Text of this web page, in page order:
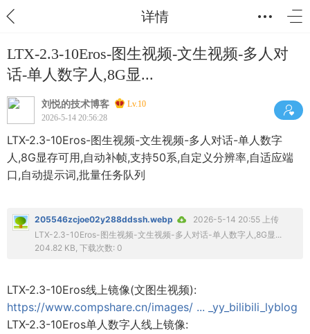
详情
LTX-2.3-10Eros-图生视频-文生视频-多人对
话-单人数字人,8G显...
刘悦的技术博客
Lv.10
2026-5-14 20:56:28
LTX-2.3-10Eros-图生视频-文生视频-多人对话-单人数字
人,8G显存可用,自动补帧,支持50系,自定义分辨率,自适应端
口,自动提示词,批量任务队列
205546zcjoe02y288ddssh.webp
2026-5-14 20:55 上传
LTX-2.3-10Eros-图生视频-文生视频-多人对话-单人数字人,8G显...
204.82 KB, 下载次数: 0
LTX-2.3-10Eros线上镜像(文图生视频):
https://www.compshare.cn/images/ ... _yy_bilibili_lyblog
LTX-2.3-10Eros单人数字人线上镜像: